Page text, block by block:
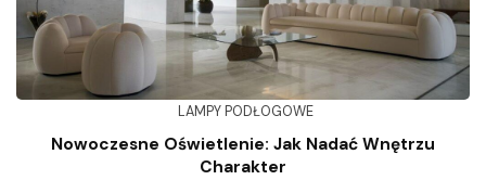
LAMPY PODŁOGOWE
Nowoczesne Oświetlenie: Jak Nadać Wnętrzu
Charakter